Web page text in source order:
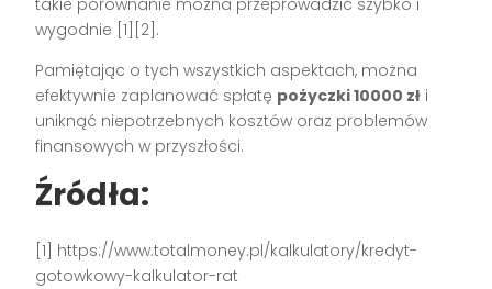
takie porównanie można przeprowadzić szybko i
wygodnie [1][2].
Pamiętając o tych wszystkich aspektach, można
efektywnie zaplanować spłatę pożyczki 10000 zł i
uniknąć niepotrzebnych kosztów oraz problemów
finansowych w przyszłości.
Źródła:
[1] https://www.totalmoney.pl/kalkulatory/kredyt-
gotowkowy-kalkulator-rat